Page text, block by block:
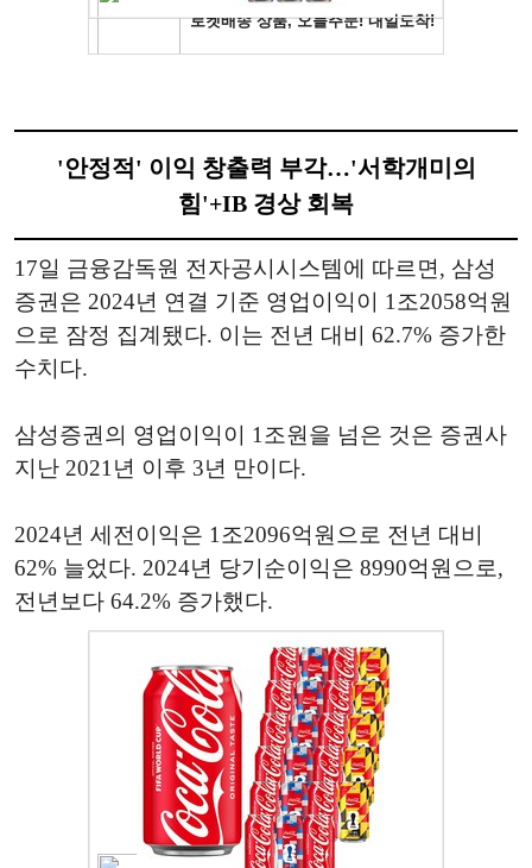
'안정적' 이익 창출력 부각…'서학개미의
힘'+IB 경상 회복
17일 금융감독원 전자공시시스템에 따르면, 삼성
증권은 2024년 연결 기준 영업이익이 1조2058억원
으로 잠정 집계됐다. 이는 전년 대비 62.7% 증가한
수치다.
삼성증권의 영업이익이 1조원을 넘은 것은 증권사
지난 2021년 이후 3년 만이다.
2024년 세전이익은 1조2096억원으로 전년 대비
62% 늘었다. 2024년 당기순이익은 8990억원으로,
전년보다 64.2% 증가했다.